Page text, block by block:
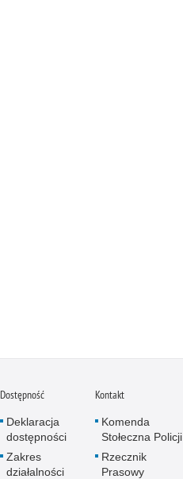
Dostępność
Deklaracja
dostępności
Zakres
działalności
Kontakt
Komenda
Stołeczna Policji
Rzecznik
Prasowy